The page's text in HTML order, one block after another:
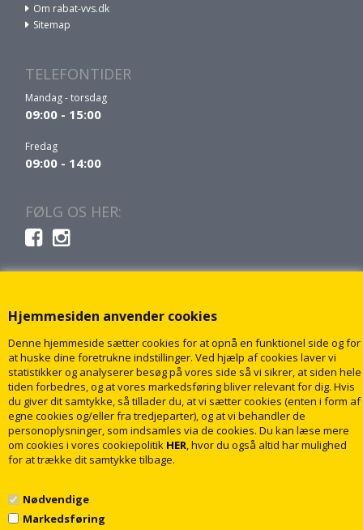
Hjemmesiden anvender cookies
Denne hjemmeside sætter cookies for at opnå en funktionel side og for
at huske dine foretrukne indstillinger. Ved hjælp af cookies laver vi
statistikker og analyserer besøg på vores side så vi sikrer, at siden hele
tiden forbedres, og at vores markedsføring bliver relevant for dig. Hvis
du giver dit samtykke, så tillader du, at vi sætter cookies (enten i form af
egne cookies og/eller fra tredjeparter), og at vi behandler de
personoplysninger, som indsamles via de cookies. Du kan læse mere
om cookies i vores cookiepolitik HER, hvor du også altid har mulighed
for at trække dit samtykke tilbage.
Nødvendige
Markedsføring
Om rabat-vvs.dk
Sitemap
TELEFONTIDER
Mandag - torsdag
09:00 - 15:00
Fredag
09:00 - 14:00
FØLG OS HER: